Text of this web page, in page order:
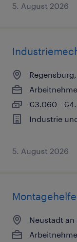
5. August 2026
€3.060 -
Industrie
5. August 2026
Neustadt an